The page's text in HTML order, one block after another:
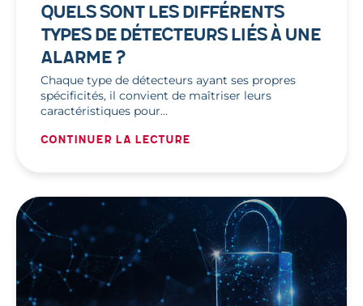
QUELS SONT LES DIFFÉRENTS
TYPES DE DÉTECTEURS LIÉS À UNE
ALARME ?
Chaque type de détecteurs ayant ses propres
spécificités, il convient de maîtriser leurs
caractéristiques pour…
Continuer la lecture